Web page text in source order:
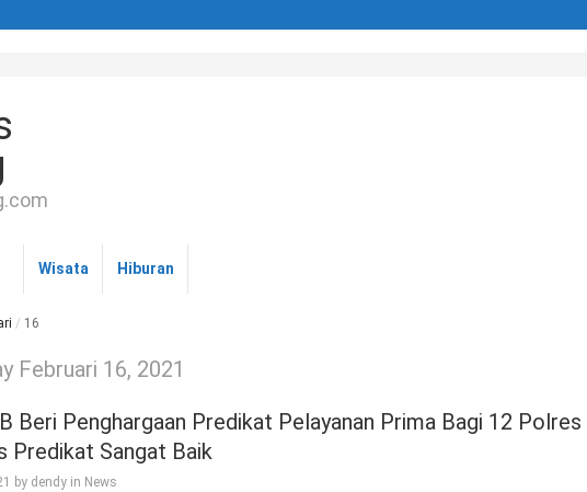
Wisata Hiburan
/ 16
Februari 16, 2021
Beri Penghargaan Predikat Pelayanan Prima Bagi 12 Polres
Predikat Sangat Baik
by dendy in News